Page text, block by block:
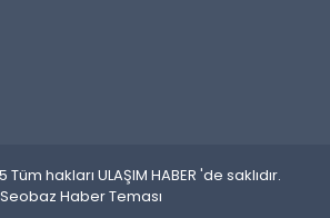
hakları ULAŞIM HABER 'de saklıdır.
Seobaz Haber Teması